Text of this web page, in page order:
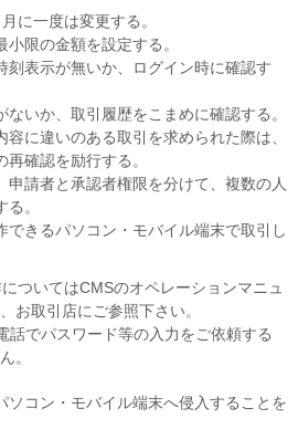
に一度は変更する。
小限の金額を設定する。
刻表示が無いか、ログイン時に確認す
ないか、取引履歴をこまめに確認する。
容に違いのある取引を求められた際は、
確認を励行する。
申請者と承認者権限を分けて、複数の人
。
できるパソコン・モバイル端末で取引し
ついてはCMSのオペレーションマニュ
お取引店にご参照下さい。
話でパスワード等の入力をご依頼する
。
ソコン・モバイル端末へ侵入することを